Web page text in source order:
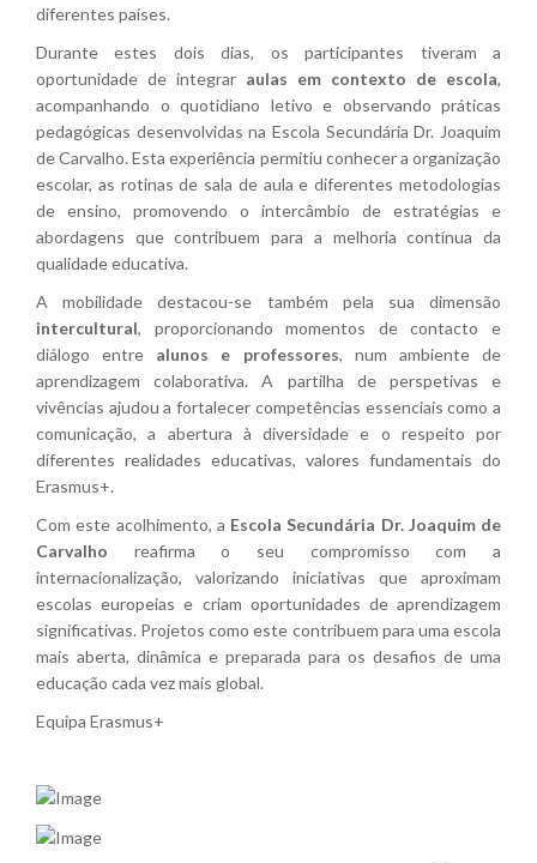
diferentes países.
Durante estes dois dias, os participantes tiveram a
oportunidade de integrar aulas em contexto de escola,
acompanhando o quotidiano letivo e observando práticas
pedagógicas desenvolvidas na Escola Secundária Dr. Joaquim
de Carvalho. Esta experiência permitiu conhecer a organização
escolar, as rotinas de sala de aula e diferentes metodologias
de ensino, promovendo o intercâmbio de estratégias e
abordagens que contribuem para a melhoria contínua da
qualidade educativa.
A mobilidade destacou-se também pela sua dimensão
intercultural, proporcionando momentos de contacto e
diálogo entre alunos e professores, num ambiente de
aprendizagem colaborativa. A partilha de perspetivas e
vivências ajudou a fortalecer competências essenciais como a
comunicação, a abertura à diversidade e o respeito por
diferentes realidades educativas, valores fundamentais do
Erasmus+.
Com este acolhimento, a Escola Secundária Dr. Joaquim de
Carvalho reafirma o seu compromisso com a
internacionalização, valorizando iniciativas que aproximam
escolas europeias e criam oportunidades de aprendizagem
significativas. Projetos como este contribuem para uma escola
mais aberta, dinâmica e preparada para os desafios de uma
educação cada vez mais global.
Equipa Erasmus+